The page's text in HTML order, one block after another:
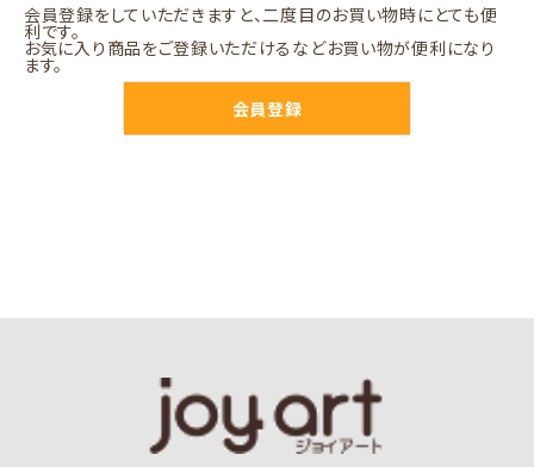
会員登録をしていただきますと、二度目のお買い物時にとても便
利です。
お気に入り商品をご登録いただけるなどお買い物が便利になり
ます。
会員登録